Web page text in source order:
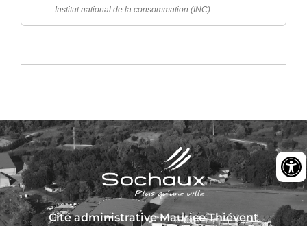
Institut national de la consommation (INC)
Cité administrative Maurice Thiévent